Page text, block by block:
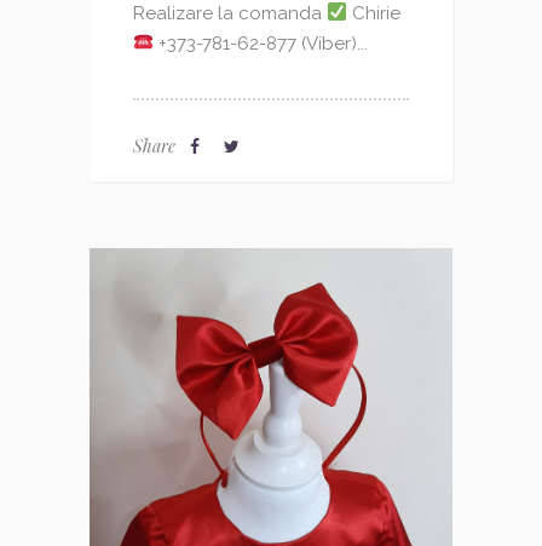
Realizare la comanda
Chirie
+373-781-62-877 (Viber)...
Share